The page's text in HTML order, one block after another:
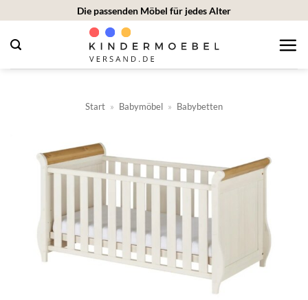
springen
Die passenden Möbel für jedes Alter
Start » Babymöbel » Babybetten